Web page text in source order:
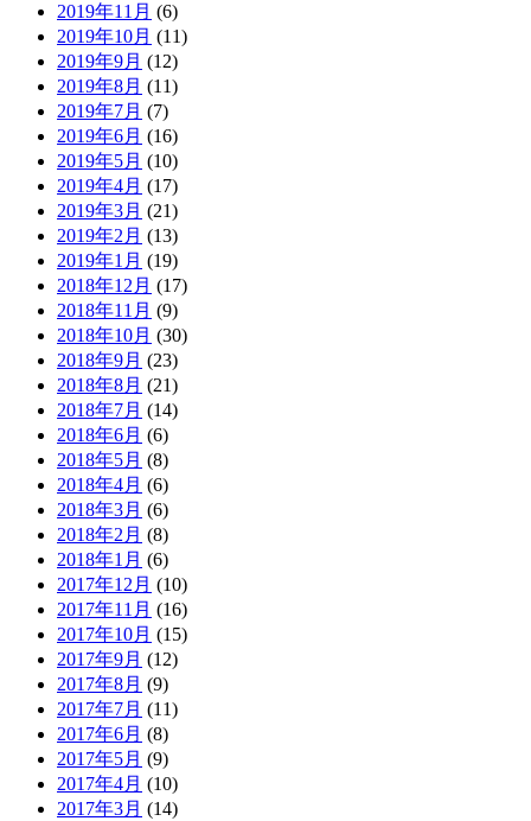
2019年11月 (6)
2019年10月 (11)
2019年9月 (12)
2019年8月 (11)
2019年7月 (7)
2019年6月 (16)
2019年5月 (10)
2019年4月 (17)
2019年3月 (21)
2019年2月 (13)
2019年1月 (19)
2018年12月 (17)
2018年11月 (9)
2018年10月 (30)
2018年9月 (23)
2018年8月 (21)
2018年7月 (14)
2018年6月 (6)
2018年5月 (8)
2018年4月 (6)
2018年3月 (6)
2018年2月 (8)
2018年1月 (6)
2017年12月 (10)
2017年11月 (16)
2017年10月 (15)
2017年9月 (12)
2017年8月 (9)
2017年7月 (11)
2017年6月 (8)
2017年5月 (9)
2017年4月 (10)
2017年3月 (14)